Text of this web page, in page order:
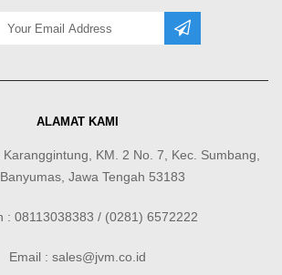
ALAMAT KAMI
KM. 2 No. 7, Kec. Sumbang,
Jawa Tengah 53183
: 08113038383 / (0281) 6572222
Email : sales@jvm.co.id